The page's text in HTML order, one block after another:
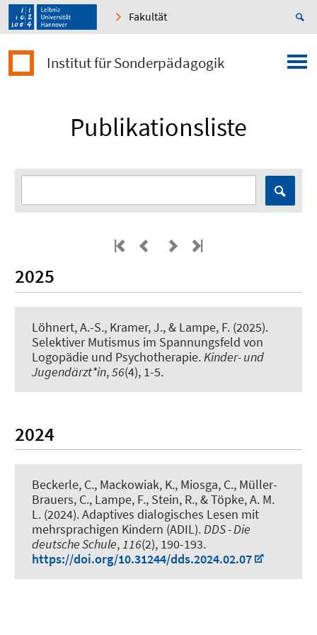
Fakultät
Institut für Sonderpädagogik
Publikationsliste
2025
Löhnert, A.-S., Kramer, J., & Lampe, F. (2025).
Selektiver Mutismus im Spannungsfeld von
Logopädie und Psychotherapie. Kinder- und
Jugendärzt*in,56(4), 1-5.
2024
Beckerle, C., Mackowiak, K., Miosga, C., Müller-
Brauers, C., Lampe, F., Stein, R., & Töpke, A. M.
L. (2024).Adaptives dialogisches Lesen mit
mehrsprachigen Kindern (ADIL).DDS - Die
deutsche Schule,116(2), 190-193.
https://doi.org/10.31244/dds.2024.02.07